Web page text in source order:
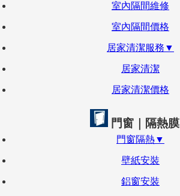
室內隔間維修
室內隔間價格
居家清潔服務▼
居家清潔
居家清潔價格
門窗｜隔熱膜
門窗隔熱▼
壁紙安裝
鋁窗安裝